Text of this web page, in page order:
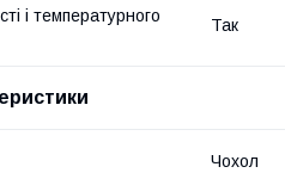
і температурного
Так
Чохол